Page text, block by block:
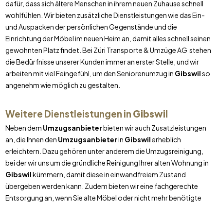
dafür, dass sich ältere Menschen in ihrem neuen Zuhause schnell
wohlfühlen. Wir bieten zusätzliche Dienstleistungen wie das Ein-
und Auspacken der persönlichen Gegenstände und die
Einrichtung der Möbel im neuen Heim an, damit alles schnell seinen
gewohnten Platz findet. Bei Züri Transporte & Umzüge AG stehen
die Bedürfnisse unserer Kunden immer an erster Stelle, und wir
arbeiten mit viel Feingefühl, um den Seniorenumzug in Gibswilso
angenehm wie möglich zu gestalten.
Weitere Dienstleistungen in Gibswil
Neben dem Umzugsanbieterbieten wir auch Zusatzleistungen
an, die Ihnen den Umzugsanbieterin Gibswilerheblich
erleichtern. Dazu gehören unter anderem die Umzugsreinigung,
bei der wir uns um die gründliche Reinigung Ihrer alten Wohnung in
Gibswilkümmern, damit diese in einwandfreiem Zustand
übergeben werden kann. Zudem bieten wir eine fachgerechte
Entsorgung an, wenn Sie alte Möbel oder nicht mehr benötigte